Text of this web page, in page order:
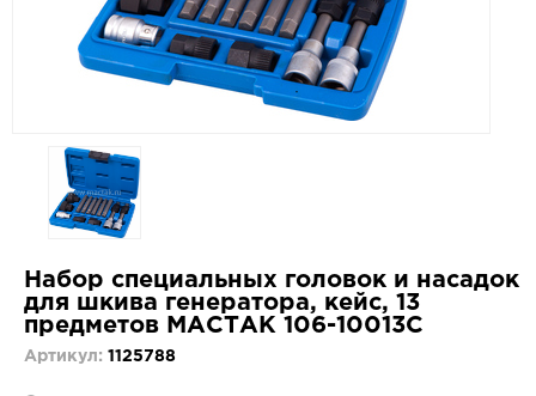
Набор специальных головок и насадок
для шкива генератора, кейс, 13
предметов МАСТАК 106-10013C
Артикул: 1125788